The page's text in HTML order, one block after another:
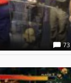
73